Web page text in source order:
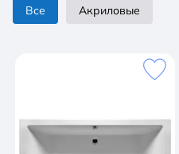
Все Акриловые